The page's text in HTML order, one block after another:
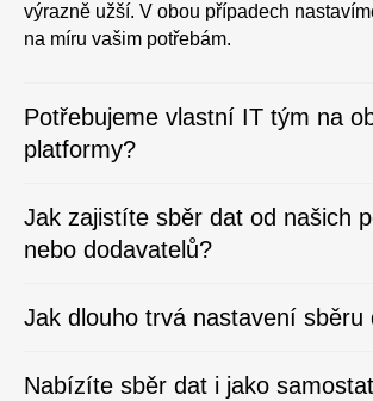
výrazně užší. V obou případech
na míru vašim potřebám.
Potřebujeme vlastní IT tým na
platformy?
Jak zajistíte sběr dat od našich
nebo dodavatelů?
Jak dlouho trvá nastavení sběru
Nabízíte sběr dat i jako